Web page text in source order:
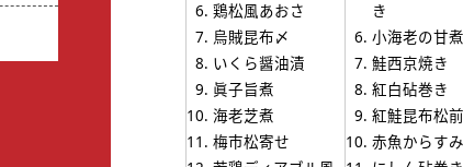
鶏松風あおさ
烏賊昆布〆
いくら醤油漬
眞子旨煮
海老芝煮
梅市松寄せ
き
小海老の甘煮
鮭西京焼き
紅白砧巻き
紅鮭昆布松
赤魚からす